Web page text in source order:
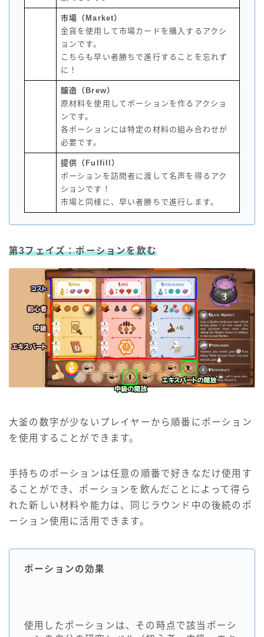
市場（Market）
金貨を使用して市場カードを購入するアクシ
ョンです。
こちらも早い者勝ちで進行することを忘れず
に！
醸造（Brew）
原材料を使用してポーションを作るアクショ
ンです。
各ポーションには特定の材料の組み合わせが
必要です。
提供（Fulfill）
ポーションを訪問者に渡して名声を得るアク
ションです！
市場と同様に、早い者勝ちで進行します。
第3フェイズ：ポーションを飲む
大釜の数字が少ないプレイヤーから順番にポーション
を使用することができます。
手持ちのポーションは任意の順番で好きなだけ使用す
ることができ、ポーションを飲んだことによって得ら
れた新しい材料や能力は、同じラウンド中の後続のポ
ーション使用に活用できます。
ポーションの効果
使用したポーションは、その時点で該当ポーシ